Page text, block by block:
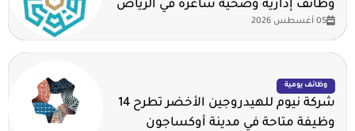
وظائف إدارية وصحية شاغرة في الرياض
05 أغسطس 2026
وظائف يومية
شركة نيوم للهيدروجين الأخضر تطرح 14
وظيفة متاحة في مدينة أوكساجون